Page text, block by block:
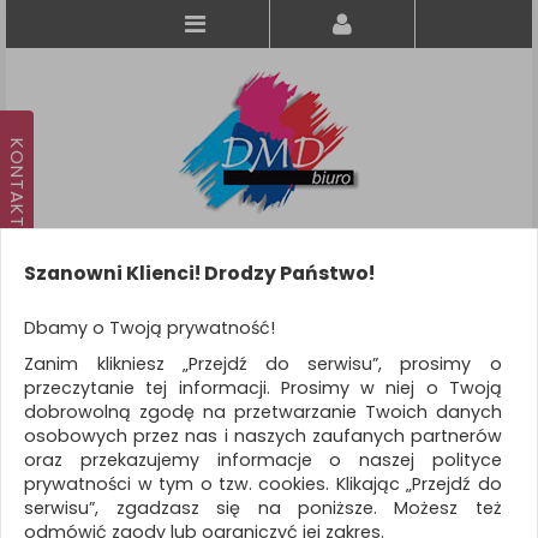
KATEGORIE
WSZYSTKIE KATEGORIE
FILTRY
Więcej
Szanowni Klienci! Drodzy Państwo!
Dbamy o Twoją prywatność!
Zanim klikniesz „Przejdź do serwisu”, prosimy o
przeczytanie tej informacji. Prosimy w niej o Twoją
dobrowolną zgodę na przetwarzanie Twoich danych
osobowych przez nas i naszych zaufanych partnerów
oraz przekazujemy informacje o naszej polityce
prywatności w tym o tzw. cookies. Klikając „Przejdź do
serwisu”, zgadzasz się na poniższe. Możesz też
odmówić zgody lub ograniczyć jej zakres.